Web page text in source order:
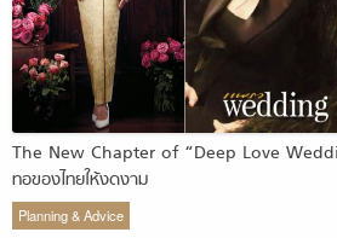
The New Chapter of “Deep Love
ทอของไทยให้งดงาม
Planning & Advice